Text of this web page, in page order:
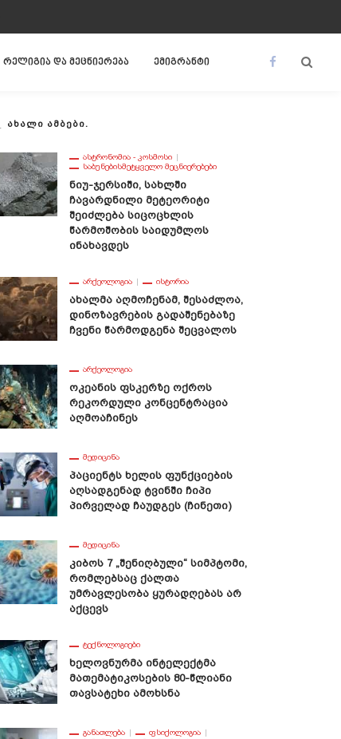
რელიგია და მეცნიერება ემიგრანტი
ᲐᲮᲐᲚᲘ ᲐᲛᲑᲔᲑᲘ.
ᲐᲡᲢᲠᲝᲜᲝᲛᲘᲐ - ᲙᲝᲡᲛᲝᲡᲘ
ᲡᲐᲑᲣᲜᲔᲑᲘᲡᲛᲔᲢᲧᲕᲔᲚᲝ ᲛᲔᲪᲜᲘᲔᲠᲔᲑᲔᲑᲘ
Ნიუ-Ჯერსიში, Სახლში
Ჩავარდნილი Მეტეორიტი
Შეიძლება Სიცოცხლის
Წარმოშობის Საიდუმლოს
Ინახავდეს
ᲐᲠᲥᲔᲝᲚᲝᲒᲘᲐ ᲘᲡᲢᲝᲠᲘᲐ
Ახალმა Აღმოჩენამ, Შესაძლოა,
Დინოზავრების Გადაშენებაზე
Ჩვენი Წარმოდგენა Შეცვალოს
ᲐᲠᲥᲔᲝᲚᲝᲒᲘᲐ
Ოკეანის Ფსკერზე Ოქროს
Რეკორდული Კონცენტრაცია
Აღმოაჩინეს
ᲛᲔᲓᲘᲪᲘᲜᲐ
Პაციენტს Ხელის Ფუნქციების
Აღსადგენად Ტვინში Ჩიპი
Პირველად Ჩაუდგეს (ჩინეთი)
ᲛᲔᲓᲘᲪᲘᲜᲐ
Კიბოს 7 „შენიღბული“ Სიმპტომი,
Რომლებსაც Ქალთა
Უმრავლესობა Ყურადღებას Არ
Აქცევს
ᲢᲔᲥᲜᲝᲚᲝᲒᲘᲔᲑᲘ
Ხელოვნურმა Ინტელექტმა
Მათემატიკოსების 80-Წლიანი
Თავსატეხი Ამოხსნა
ᲒᲐᲜᲐᲗᲚᲔᲑᲐ
ᲤᲡᲘᲥᲝᲚᲝᲒᲘᲐ